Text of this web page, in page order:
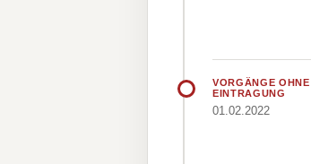
VORGÄNGE OHNE
EINTRAGUNG
01.02.2022